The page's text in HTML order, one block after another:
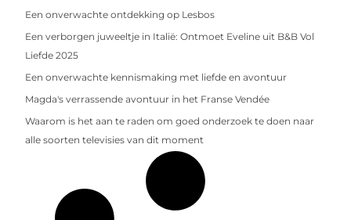
Een onverwachte ontdekking op Lesbos
Een verborgen juweeltje in Italië: Ontmoet Eveline uit B&B Vol
Liefde 2025
Een onverwachte kennismaking met liefde en avontuur
Magda's verrassende avontuur in het Franse Vendée
Waarom is het aan te raden om goed onderzoek te doen naar
alle soorten televisies van dit moment